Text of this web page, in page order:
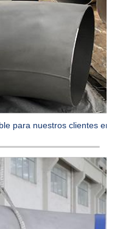
para nuestros clientes en